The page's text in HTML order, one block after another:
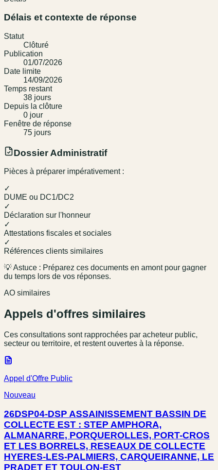
Délais et contexte de réponse
Statut
Clôturé
Publication
01/07/2026
Date limite
14/09/2026
Temps restant
38 jours
Depuis la clôture
0 jour
Fenêtre de réponse
75 jours
Dossier Administratif
Pièces à préparer impérativement :
✓
DUME ou DC1/DC2
✓
Déclaration sur l'honneur
✓
Attestations fiscales et sociales
✓
Références clients similaires
💡 Astuce : Préparez ces documents en amont pour gagner
du temps lors de vos réponses.
AO similaires
Appels d'offres similaires
Ces consultations sont rapprochées par acheteur public,
secteur ou territoire, et restent ouvertes à la réponse.
Appel d'Offre Public
Nouveau
26DSP04-DSP ASSAINISSEMENT BASSIN DE
COLLECTE EST : STEP AMPHORA,
ALMANARRE, PORQUEROLLES, PORT-CROS
ET LES BORRELS, RESEAUX DE COLLECTE
HYERES-LES-PALMIERS, CARQUEIRANNE, LE
PRADET ET TOULON-EST